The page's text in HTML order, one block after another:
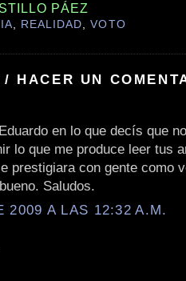
PÁEZ
, REALIDAD,VOTO
HACER UN
en lo que decís que
lo que me produce leer tus
prestigiara con gente como
Saludos.
2009 A LAS 12:32 A.M.